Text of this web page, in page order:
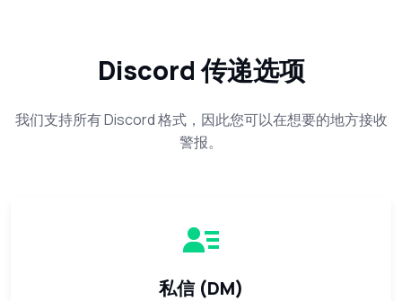
Discord 传递选项
我们支持所有 Discord 格式，因此您可以在想要的地方接收
警报。
私信 (DM)